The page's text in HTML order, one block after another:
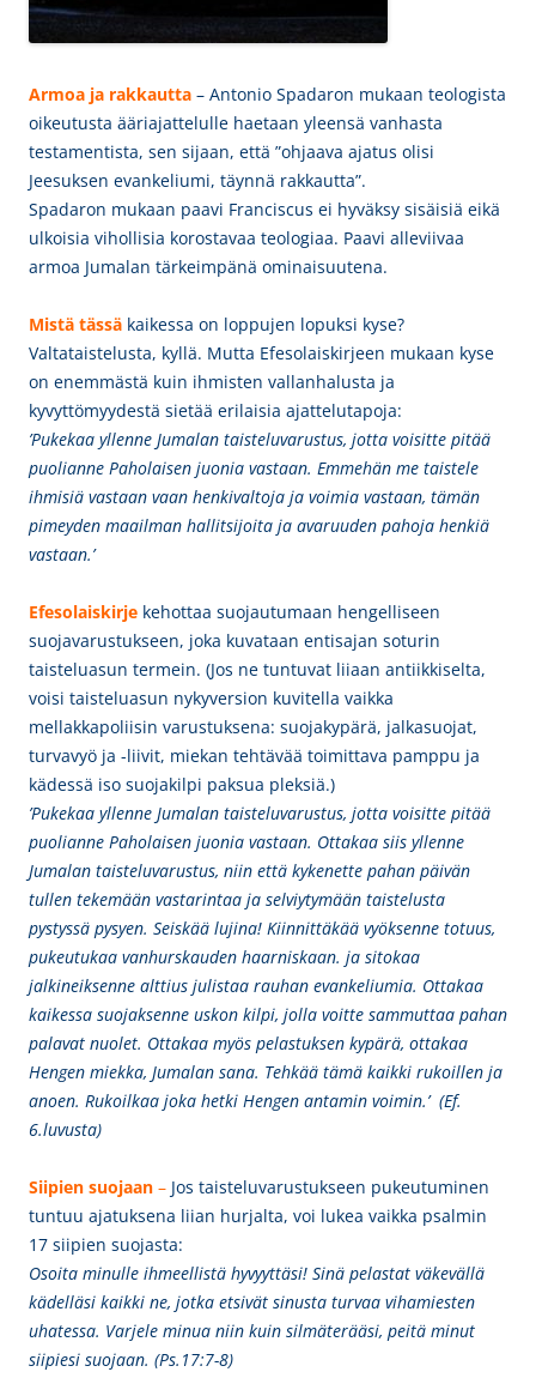
Armoa ja rakkautta – Antonio Spadaron mukaan teologista
oikeutusta ääriajattelulle haetaan yleensä vanhasta
testamentista, sen sijaan, että ”ohjaava ajatus olisi
Jeesuksen evankeliumi, täynnä rakkautta”.
Spadaron mukaan paavi Franciscus ei hyväksy sisäisiä eikä
ulkoisia vihollisia korostavaa teologiaa. Paavi alleviivaa
armoa Jumalan tärkeimpänä ominaisuutena.
Mistä tässä kaikessa on loppujen lopuksi kyse?
Valtataistelusta, kyllä. Mutta Efesolaiskirjeen mukaan kyse
on enemmästä kuin ihmisten vallanhalusta ja
kyvyttömyydestä sietää erilaisia ajattelutapoja:
’Pukekaa yllenne Jumalan taisteluvarustus, jotta voisitte pitää
puolianne Paholaisen juonia vastaan. Emmehän me taistele
ihmisiä vastaan vaan henkivaltoja ja voimia vastaan, tämän
pimeyden maailman hallitsijoita ja avaruuden pahoja henkiä
vastaan.’
Efesolaiskirje kehottaa suojautumaan hengelliseen
suojavarustukseen, joka kuvataan entisajan soturin
taisteluasun termein. (Jos ne tuntuvat liiaan antiikkiselta,
voisi taisteluasun nykyversion kuvitella vaikka
mellakkapoliisin varustuksena: suojakypärä, jalkasuojat,
turvavyö ja -liivit, miekan tehtävää toimittava pamppu ja
kädessä iso suojakilpi paksua pleksiä.)
’Pukekaa yllenne Jumalan taisteluvarustus, jotta voisitte pitää
puolianne Paholaisen juonia vastaan. Ottakaa siis yllenne
Jumalan taisteluvarustus, niin että kykenette pahan päivän
tullen tekemään vastarintaa ja selviytymään taistelusta
pystyssä pysyen. Seiskää lujina! Kiinnittäkää vyöksenne totuus,
pukeutukaa vanhurskauden haarniskaan. ja sitokaa
jalkineiksenne alttius julistaa rauhan evankeliumia. Ottakaa
kaikessa suojaksenne uskon kilpi, jolla voitte sammuttaa pahan
palavat nuolet. Ottakaa myös pelastuksen kypärä, ottakaa
Hengen miekka, Jumalan sana. Tehkää tämä kaikki rukoillen ja
anoen. Rukoilkaa joka hetki Hengen antamin voimin.’ (Ef.
6.luvusta)
Siipien suojaan – Jos taisteluvarustukseen pukeutuminen
tuntuu ajatuksena liian hurjalta, voi lukea vaikka psalmin
17 siipien suojasta:
Osoita minulle ihmeellistä hyvyyttäsi! Sinä pelastat väkevällä
kädelläsi kaikki ne, jotka etsivät sinusta turvaa vihamiesten
uhatessa. Varjele minua niin kuin silmäterääsi, peitä minut
siipiesi suojaan. (Ps.17:7-8)